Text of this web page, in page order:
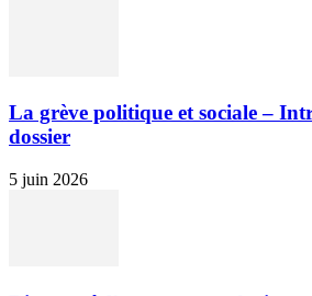
La grève politique et sociale –
dossier
5 juin 2026